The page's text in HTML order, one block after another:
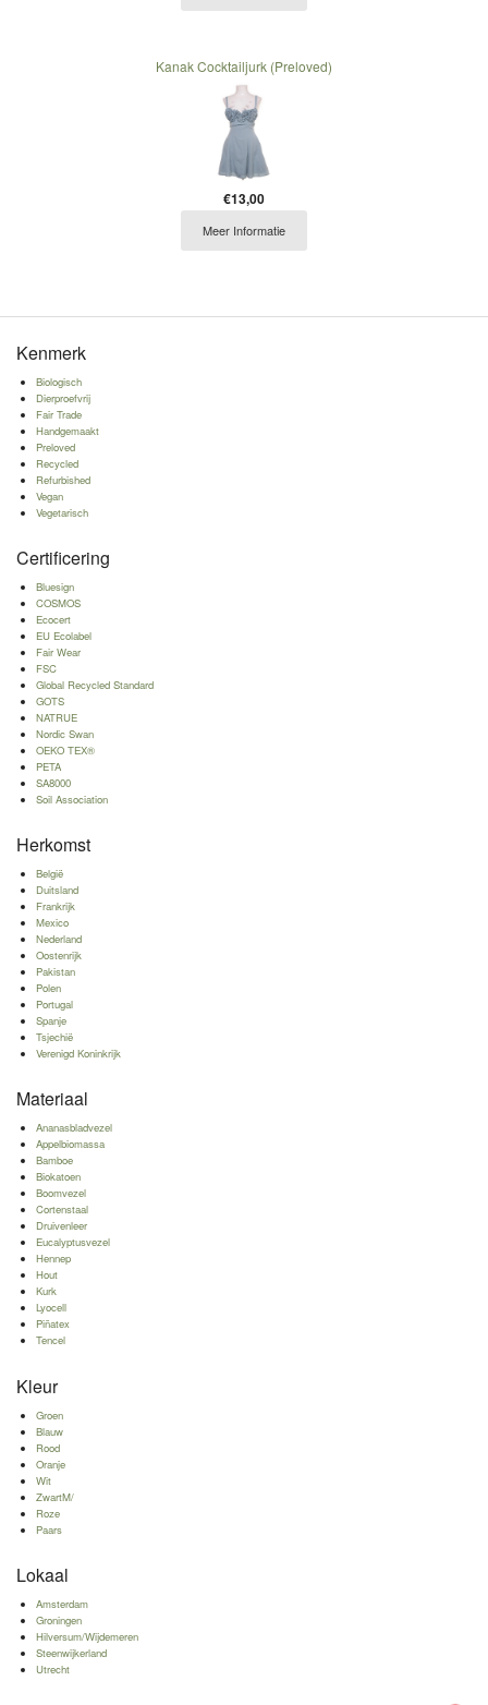
Kanak Cocktailjurk (Preloved)
€13,00
Meer Informatie
Kenmerk
Biologisch
Dierproefvrij
Fair Trade
Handgemaakt
Preloved
Recycled
Refurbished
Vegan
Vegetarisch
Certificering
Bluesign
COSMOS
Ecocert
EU Ecolabel
Fair Wear
FSC
Global Recycled Standard
GOTS
NATRUE
Nordic Swan
OEKO TEX®
PETA
SA8000
Soil Association
Herkomst
België
Duitsland
Frankrijk
Mexico
Nederland
Oostenrijk
Pakistan
Polen
Portugal
Spanje
Tsjechië
Verenigd Koninkrijk
Materiaal
Ananasbladvezel
Appelbiomassa
Bamboe
Biokatoen
Boomvezel
Cortenstaal
Druivenleer
Eucalyptusvezel
Hennep
Hout
Kurk
Lyocell
Piñatex
Tencel
Kleur
Groen
Blauw
Rood
Oranje
Wit
ZwartM/
Roze
Paars
Lokaal
Amsterdam
Groningen
Hilversum/Wijdemeren
Steenwijkerland
Utrecht